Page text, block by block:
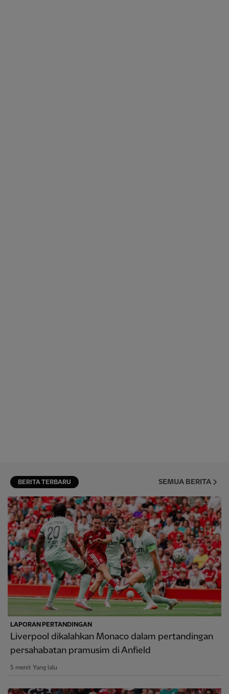
BERITA TERBARU SEMUA BERITA
LAPORAN PERTANDINGAN
Liverpool dikalahkan Monaco dalam pertandingan
persahabatan pramusim di Anfield
5 menit Yang lalu